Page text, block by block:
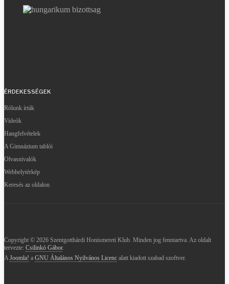
ÉRDEKESSÉGEK
Rólunk írták
Videók
Hangfelvételek
A Gimnázium tablói
Olvasnivalók
Webhelytérkép
Keresés az oldalon
Copyright © 2026 Szentgotthárdi Honismereti Klub. Minden jog fenntartva. Az oldalt
tervezte: Csilinkó Gábor.
AJoomla! a GNU Általános Nyilvános Licenc alatt kiadott szabad szoftver.